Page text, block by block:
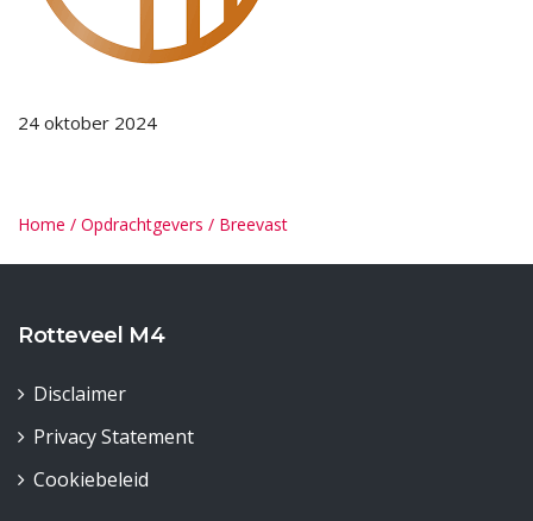
24 oktober 2024
Home / Opdrachtgevers / Breevast
Rotteveel M4
Disclaimer
Privacy Statement
Cookiebeleid